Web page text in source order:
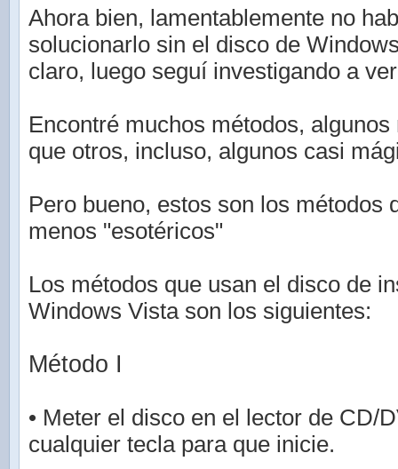
Ahora bien, lamentablemente no
solucionarlo sin el disco de
claro, luego seguí investigando a
Encontré muchos métodos,
que otros, incluso, algunos casi
Pero bueno, estos son los métodos
menos "esotéricos"
Los métodos que usan el disco de
Windows Vista son los siguientes:
Método I
• Meter el disco en el lector de CD/
cualquier tecla para que inicie.